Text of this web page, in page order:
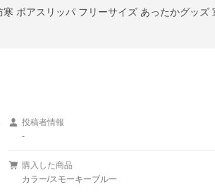
投稿者情報
-
購入した商品
カラー/スモーキーブルー